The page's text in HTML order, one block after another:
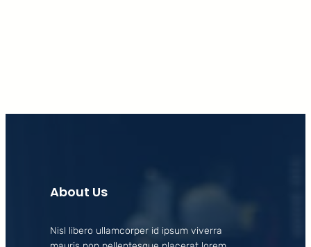
About Us
Nisl libero ullamcorper id ipsum viverra